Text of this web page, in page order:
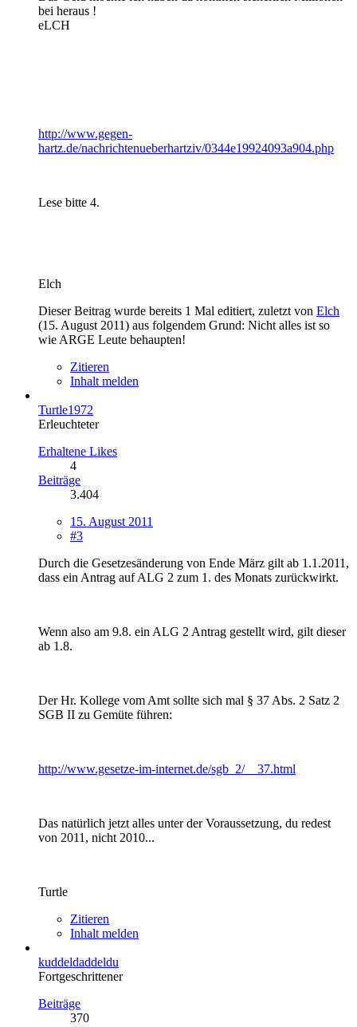
bei heraus !
eLCH
http://www.gegen-
hartz.de/nachrichtenueberhartziv/0344e19924093a904.php
Lese bitte 4.
Elch
Dieser Beitrag wurde bereits 1 Mal editiert, zuletzt von Elch
(15. August 2011) aus folgendem Grund: Nicht alles ist so
wie ARGE Leute behaupten!
Zitieren
Inhalt melden
Turtle1972
Erleuchteter
Erhaltene Likes
4
Beiträge
3.404
15. August 2011
#3
Durch die Gesetzesänderung von Ende März gilt ab 1.1.2011,
dass ein Antrag auf ALG 2 zum 1. des Monats zurückwirkt.
Wenn also am 9.8. ein ALG 2 Antrag gestellt wird, gilt dieser
ab 1.8.
Der Hr. Kollege vom Amt sollte sich mal § 37 Abs. 2 Satz 2
SGB II zu Gemüte führen:
http://www.gesetze-im-internet.de/sgb_2/__37.html
Das natürlich jetzt alles unter der Voraussetzung, du redest
von 2011, nicht 2010...
Turtle
Zitieren
Inhalt melden
kuddeldaddeldu
Fortgeschrittener
Beiträge
370